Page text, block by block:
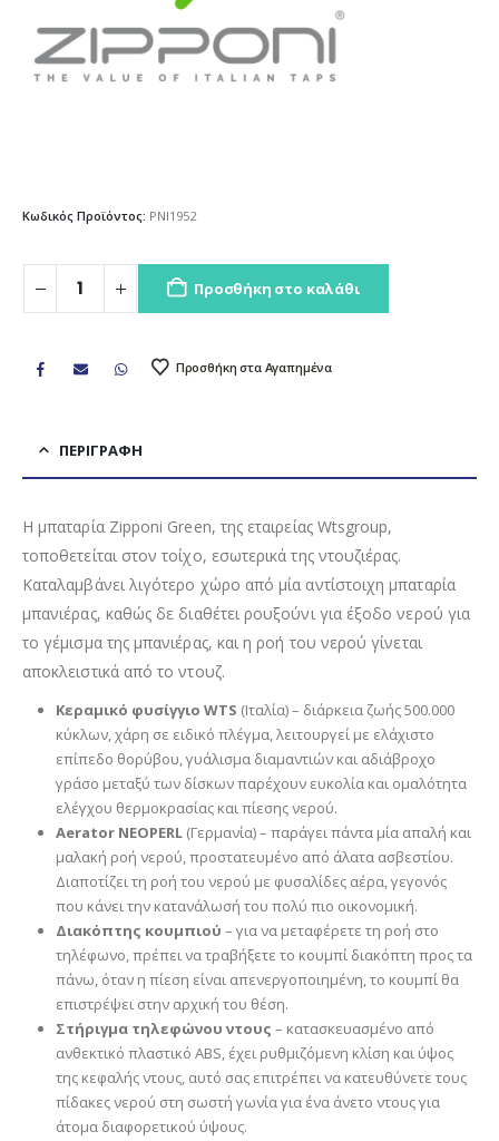
Κωδικός Προϊόντος: PNI1952
Προσθήκη στο καλάθι
Προσθήκη στα Αγαπημένα
ΠΕΡΙΓΡΑΦΉ
Η μπαταρία Zipponi Green, της εταιρείας Wtsgroup,
τοποθετείται στον τοίχο, εσωτερικά της ντουζιέρας.
Καταλαμβάνει λιγότερο χώρο από μία αντίστοιχη μπαταρία
μπανιέρας, καθώς δε διαθέτει ρουξούνι για έξοδο νερού για
το γέμισμα της μπανιέρας, και η ροή του νερού γίνεται
αποκλειστικά από το ντουζ.
Κεραμικό φυσίγγιο WTS (Ιταλία) – διάρκεια ζωής 500.000
κύκλων, χάρη σε ειδικό πλέγμα, λειτουργεί με ελάχιστο
επίπεδο θορύβου, γυάλισμα διαμαντιών και αδιάβροχο
γράσο μεταξύ των δίσκων παρέχουν ευκολία και ομαλότητα
ελέγχου θερμοκρασίας και πίεσης νερού.
Aerator NEOPERL(Γερμανία) – παράγει πάντα μία απαλή και
μαλακή ροή νερού, προστατευμένο από άλατα ασβεστίου.
Διαποτίζει τη ροή του νερού με φυσαλίδες αέρα, γεγονός
που κάνει την κατανάλωσή του πολύ πιο οικονομική.
Διακόπτης κουμπιού – για να μεταφέρετε τη ροή στο
τηλέφωνο, πρέπει να τραβήξετε το κουμπί διακόπτη προς τα
πάνω, όταν η πίεση είναι απενεργοποιημένη, το κουμπί θα
επιστρέψει στην αρχική του θέση.
Στήριγμα τηλεφώνου ντους – κατασκευασμένο από
ανθεκτικό πλαστικό ABS, έχει ρυθμιζόμενη κλίση και ύψος
της κεφαλής ντους, αυτό σας επιτρέπει να κατευθύνετε τους
πίδακες νερού στη σωστή γωνία για ένα άνετο ντους για
άτομα διαφορετικού ύψους.